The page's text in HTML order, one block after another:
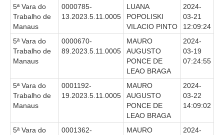
5ª Vara do
Trabalho de
Manaus
0000785-
13.2023.5.11.0005
LUANA
POPOLISKI
VILACIO PINTO
2024-
03-21
12:09:24
5ª Vara do
Trabalho de
Manaus
0000670-
89.2023.5.11.0005
MAURO
AUGUSTO
PONCE DE
LEAO BRAGA
2024-
03-19
07:24:55
5ª Vara do
Trabalho de
Manaus
0001192-
19.2023.5.11.0005
MAURO
AUGUSTO
PONCE DE
LEAO BRAGA
2024-
03-22
14:09:02
5ª Vara do
0001362-
MAURO
2024-